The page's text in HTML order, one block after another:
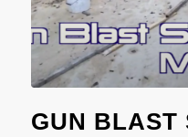
GUN BLAST